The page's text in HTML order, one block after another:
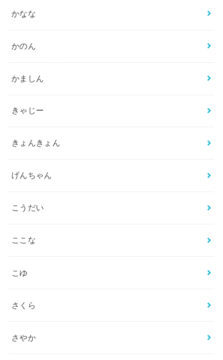
かなな
かのん
かましん
きゃじー
きょんきょん
げんちゃん
こうだい
ここな
こゆ
さくら
さやか